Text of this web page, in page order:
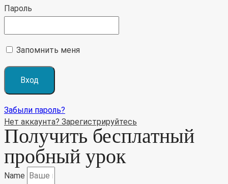
Пароль
Запомнить меня
Забыли пароль?
Нет аккаунта? Зарегистрируйтесь
Получить бесплатный
пробный урок
Name